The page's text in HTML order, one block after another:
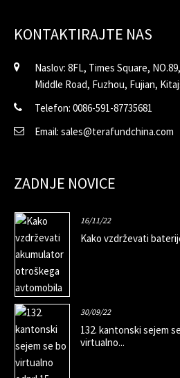
KONTAKTIRAJTE NAS
Naslov: 8FL, Times Square,
Middle Road, Fuzhou, Fujian,
Telefon: 0086-591-87735681
Email: sales@terafundchina.com
ZADNJE NOVICE
16/11/22
Kako vzdrževati
30/09/22
132. kantonski sejem
virtualno...